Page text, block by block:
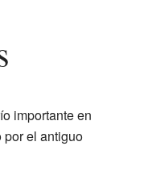
importante en
por el antiguo